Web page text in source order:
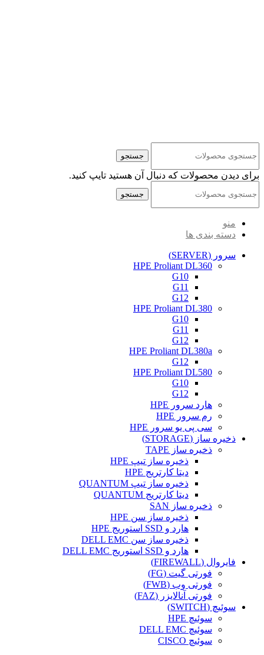
جستجو
برای دیدن محصولات که دنبال آن هستید تایپ کنید.
جستجو
منو
دسته بندی ها
سرور (SERVER)
HPE Proliant DL360
G10
G11
G12
HPE Proliant DL380
G10
G11
G12
HPE Proliant DL380a
G12
HPE Proliant DL580
G10
G12
هارد سرور HPE
رم سرور HPE
سی پی یو سرور HPE
ذخیره ساز (STORAGE)
ذخیره ساز TAPE
ذخیره ساز تیپ HPE
دیتا کارتریج HPE
ذخیره ساز تیپ QUANTUM
دیتا کارتریج QUANTUM
ذخیره ساز SAN
ذخیره ساز سن HPE
هارد و SSD استوریج HPE
ذخیره ساز سن DELL EMC
هارد و SSD استوریج DELL EMC
فایروال (FIREWALL)
فورتی گیت (FG)
فورتی وب (FWB)
فورتی آنالایزر (FAZ)
سوئیچ (SWITCH)
سوئیچ HPE
سوئیچ DELL EMC
سوئیچ CISCO